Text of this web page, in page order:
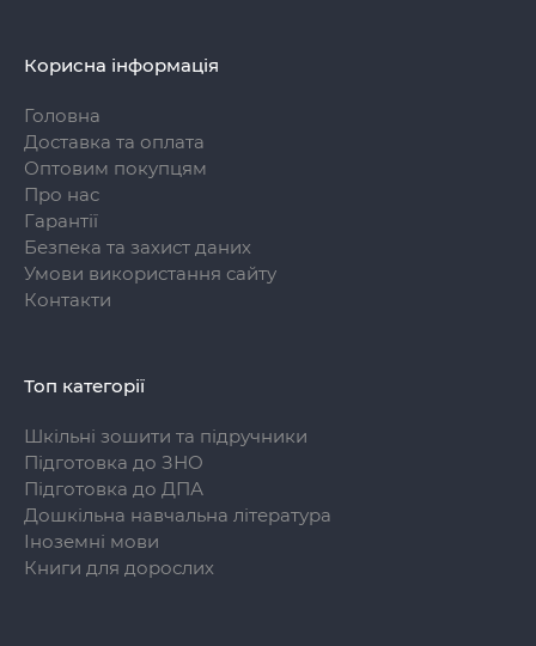
Корисна інформація
Головна
Доставка та оплата
Оптовим покупцям
Про нас
Гарантії
Безпека та захист даних
Умови використання сайту
Контакти
Топ категорії
Шкільні зошити та підручники
Підготовка до ЗНО
Підготовка до ДПА
Дошкільна навчальна література
Іноземні мови
Книги для дорослих